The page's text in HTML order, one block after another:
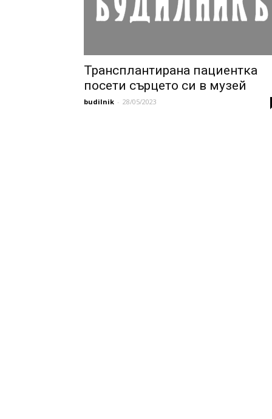
Трансплантирана пациентка
посети сърцето си в музей
budilnik - 28/05/2023